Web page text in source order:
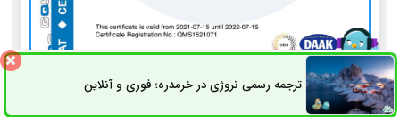
ترجمه رسمی نروژی در خرمدره؛ فوری و آنلاینثبت سفارش راه های ارتباطی